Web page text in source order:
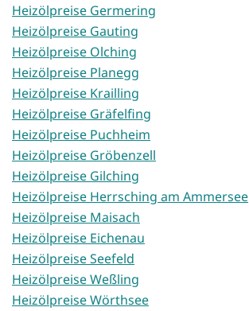
Heizölpreise Germering
Heizölpreise Gauting
Heizölpreise Olching
Heizölpreise Planegg
Heizölpreise Krailling
Heizölpreise Gräfelfing
Heizölpreise Puchheim
Heizölpreise Gröbenzell
Heizölpreise Gilching
Heizölpreise Herrsching am Ammersee
Heizölpreise Maisach
Heizölpreise Eichenau
Heizölpreise Seefeld
Heizölpreise Weßling
Heizölpreise Wörthsee